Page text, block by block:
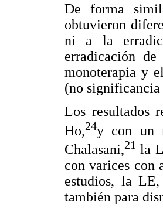
De forma
obtuvieron
ni a la
erradicación
monoterapia y
(no significancia
Los resultados
Ho,24y con un
Chalasani,21 la
con varices con
estudios, la
también para